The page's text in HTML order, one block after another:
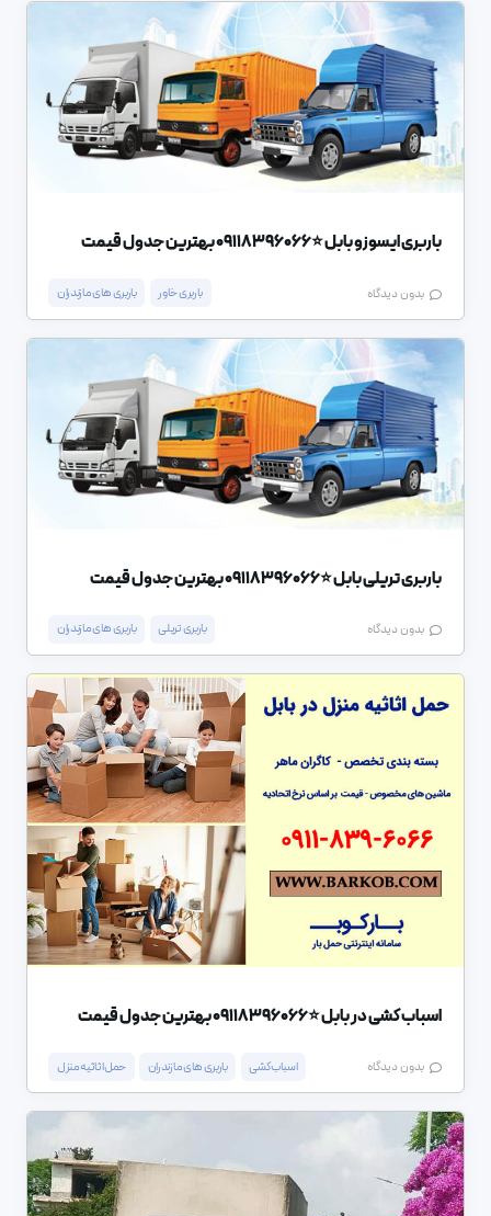
باربری ایسوزو بابل ⭐️09118396066 بهترین جدول قیمت
بدون دیدگاه باربری خاور باربری های مازندران
باربری تریلی بابل ⭐️09118396066 بهترین جدول قیمت
بدون دیدگاه باربری تریلی باربری های مازندران
اسباب کشی در بابل ⭐️09118396066 بهترین جدول قیمت
بدون دیدگاه اسباب کشی باربری های مازندران حمل اثاثیه منزل